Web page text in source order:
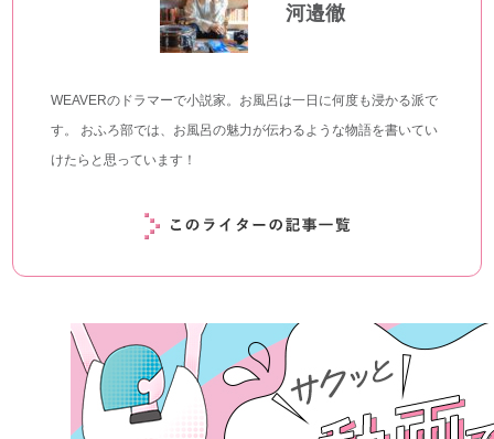
河邉徹
WEAVERのドラマーで小説家。お風呂は一日に何度も浸かる派で
す。 おふろ部では、お風呂の魅力が伝わるような物語を書いてい
けたらと思っています！